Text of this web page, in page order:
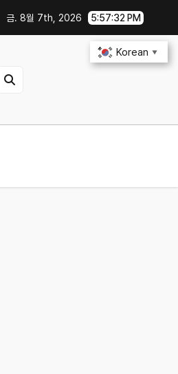
GTX 1060에서 PowerColor 라데
금. 8월 7th, 2026 5:57:33 PM
Korean ▼